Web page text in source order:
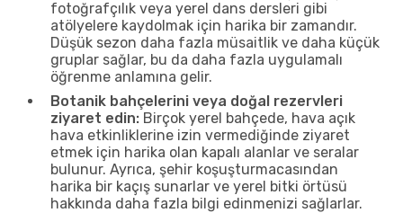
fotoğrafçılık veya yerel dans dersleri gibi
atölyelere kaydolmak için harika bir zamandır.
Düşük sezon daha fazla müsaitlik ve daha küçük
gruplar sağlar, bu da daha fazla uygulamalı
öğrenme anlamına gelir.
Botanik bahçelerini veya doğal rezervleri
ziyaret edin: Birçok yerel bahçede, hava açık
hava etkinliklerine izin vermediğinde ziyaret
etmek için harika olan kapalı alanlar ve seralar
bulunur. Ayrıca, şehir koşuşturmacasından
harika bir kaçış sunarlar ve yerel bitki örtüsü
hakkında daha fazla bilgi edinmenizi sağlarlar.